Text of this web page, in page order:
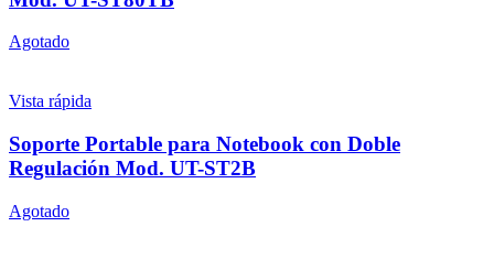
Agotado
Vista rápida
Soporte Portable para Notebook con Doble
Regulación Mod. UT-ST2B
Agotado